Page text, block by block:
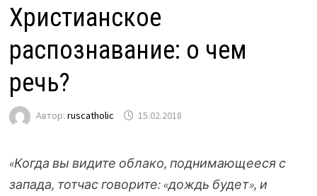
Христианское
распознавание: о чем
речь?
Автор:ruscatholic 15.02.2018
«Когда вы видите облако, поднимающееся с
запада, тотчас говорите: «дождь будет», и